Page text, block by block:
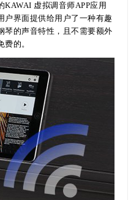
虚拟调音师APP应用
户界面提供给用户了一种有趣
琴的声音特性，且不需要额外
的。